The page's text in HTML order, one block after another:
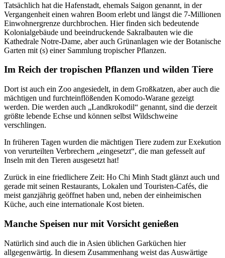
Tatsächlich hat die Hafenstadt, ehemals Saigon genannt, in der
Vergangenheit einen wahren Boom erlebt und längst die 7-Millionen
Einwohnergrenze durchbrochen. Hier finden sich bedeutende
Kolonialgebäude und beeindruckende Sakralbauten wie die
Kathedrale Notre-Dame, aber auch Grünanlagen wie der Botanische
Garten mit (s) einer Sammlung tropischer Pflanzen.
Im Reich der tropischen Pflanzen und wilden Tiere
Dort ist auch ein Zoo angesiedelt, in dem Großkatzen, aber auch die
mächtigen und furchteinflößenden Komodo-Warane gezeigt
werden. Die werden auch „Landkrokodil“ genannt, sind die derzeit
größte lebende Echse und können selbst Wildschweine
verschlingen.
In früheren Tagen wurden die mächtigen Tiere zudem zur Exekution
von verurteilten Verbrechern „eingesetzt“, die man gefesselt auf
Inseln mit den Tieren ausgesetzt hat!
Zurück in eine friedlichere Zeit: Ho Chi Minh Stadt glänzt auch und
gerade mit seinen Restaurants, Lokalen und Touristen-Cafés, die
meist ganzjährig geöffnet haben und, neben der einheimischen
Küche, auch eine internationale Kost bieten.
Manche Speisen nur mit Vorsicht genießen
Natürlich sind auch die in Asien üblichen Garküchen hier
allgegenwärtig. In diesem Zusammenhang weist das Auswärtige